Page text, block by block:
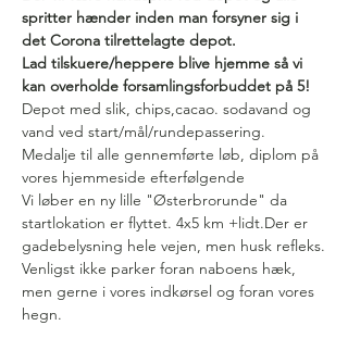
spritter hænder inden man forsyner sig i
det Corona tilrettelagte depot.
Lad tilskuere/heppere blive hjemme så vi
kan overholde forsamlingsforbuddet på 5!
Depot med slik, chips,cacao. sodavand og
vand ved start/mål/rundepassering.
Medalje til alle gennemførte løb, diplom på
vores hjemmeside efterfølgende
Vi løber en ny lille "Østerbrorunde" da
startlokation er flyttet. 4x5 km +lidt.Der er
gadebelysning hele vejen, men husk refleks.
Venligst ikke parker foran naboens hæk,
men gerne i vores indkørsel og foran vores
hegn.